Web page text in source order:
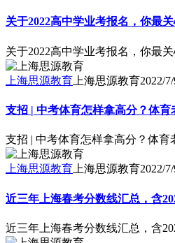
关于2022高中学业考报名，你最
关于2022高中学业考报名，你最
上海思源教育 上海思源教育2022/
支招 | 中考体育怎样拿高分？体育
支招 | 中考体育怎样拿高分？体育
上海思源教育 上海思源教育2022/
近三年上海春考分数线汇总，含
近三年上海春考分数线汇总，含